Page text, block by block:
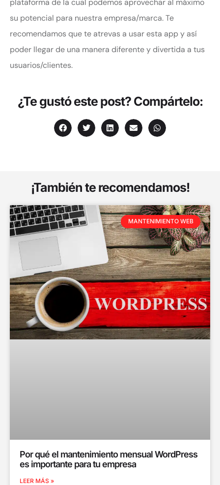
plataforma de la cual podemos aprovechar al máximo
su potencial para nuestra empresa/marca. Te
recomendamos que te atrevas a usar esta app y así
poder llegar de una manera diferente y divertida a tus
usuarios/clientes.
¿Te gustó este post? Compártelo:
¡También te recomendamos!
MANTENIMIENTO WEB
Por qué el mantenimiento mensual WordPress
es importante para tu empresa
LEER MÁS »